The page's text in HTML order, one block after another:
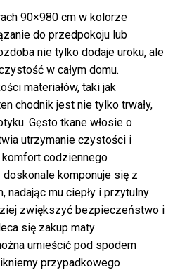
90×980 cm w kolorze
do przedpokoju lub
nie tylko dodaje uroku, ale
w całym domu.
materiałów, taki jak
chodnik jest nie tylko trwały,
Gęsto tkane włosie o
utrzymanie czystości i
codziennego
komponuje się z
nadając mu ciepły i przytulny
zwiększyć bezpieczeństwo i
się zakup maty
umieścić pod spodem
przypadkowego